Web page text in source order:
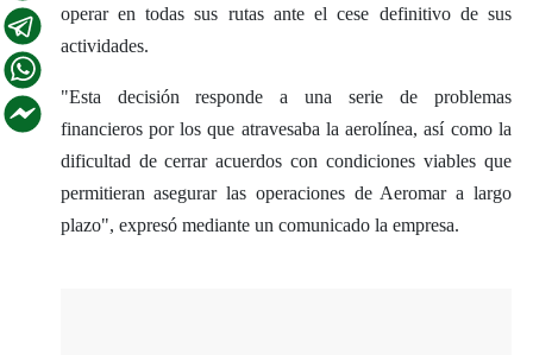
operar en todas sus rutas ante el cese definitivo de sus
actividades.
"Esta decisión responde a una serie de problemas
financieros por los que atravesaba la aerolínea, así como la
dificultad de cerrar acuerdos con condiciones viables que
permitieran asegurar las operaciones de Aeromar a largo
plazo", expresó mediante un comunicado la empresa.